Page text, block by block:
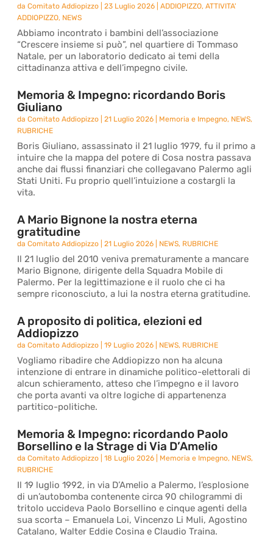
daComitato Addiopizzo |23 Luglio 2026 |ADDIOPIZZO,ATTIVITA'
ADDIOPIZZO, NEWS
Abbiamo incontrato i bambini dell’associazione
“Crescere insieme si può”, nel quartiere di Tommaso
Natale, per un laboratorio dedicato ai temi della
cittadinanza attiva e dell’impegno civile.
Memoria & Impegno: ricordando Boris
Giuliano
daComitato Addiopizzo |21 Luglio 2026 Memoria e Impegno, NEWS,
RUBRICHE
Boris Giuliano, assassinato il 21 luglio 1979, fu il primo a
intuire che la mappa del potere di Cosa nostra passava
anche dai flussi finanziari che collegavano Palermo agli
Stati Uniti. Fu proprio quell’intuizione a costargli la
vita.
A Mario Bignone la nostra eterna
gratitudine
daComitato Addiopizzo |21 Luglio 2026 NEWS, RUBRICHE
Il 21 luglio del 2010 veniva prematuramente a mancare
Mario Bignone, dirigente della Squadra Mobile di
Palermo. Per la legittimazione e il ruolo che ci ha
sempre riconosciuto, a lui la nostra eterna gratitudine.
A proposito di politica, elezioni ed
Addiopizzo
daComitato Addiopizzo |19 Luglio 2026 NEWS, RUBRICHE
Vogliamo ribadire che Addiopizzo non ha alcuna
intenzione di entrare in dinamiche politico-elettorali di
alcun schieramento, atteso che l’impegno e il lavoro
che porta avanti va oltre logiche di appartenenza
partitico-politiche.
Memoria & Impegno: ricordando Paolo
Borsellino e la Strage di Via D’Amelio
daComitato Addiopizzo |18 Luglio 2026 Memoria e Impegno, NEWS,
RUBRICHE
Il 19 luglio 1992, in via D’Amelio a Palermo, l’esplosione
di un’autobomba contenente circa 90 chilogrammi di
tritolo uccideva Paolo Borsellino e cinque agenti della
sua scorta – Emanuela Loi, Vincenzo Li Muli, Agostino
Catalano, Walter Eddie Cosina e Claudio Traina.